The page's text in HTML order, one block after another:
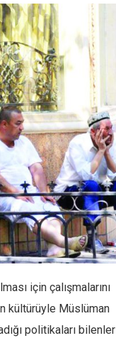
için çalışmalarını
kültürüyle Müslüman
politikaları bilenler